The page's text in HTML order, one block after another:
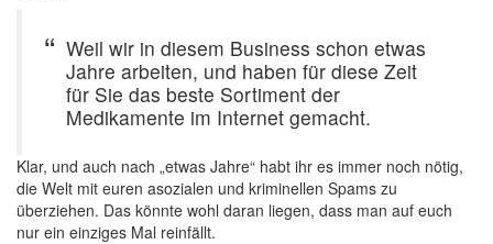
Weil wir in diesem Business schon etwas
Jahre arbeiten, und haben für diese Zeit
für Sie das beste Sortiment der
Medikamente im Internet gemacht.
Klar, und auch nach „etwas Jahre“ habt ihr es immer noch nötig,
die Welt mit euren asozialen und kriminellen Spams zu
überziehen. Das könnte wohl daran liegen, dass man auf euch
nur ein einziges Mal reinfällt.